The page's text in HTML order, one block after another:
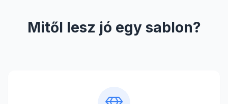
Mitől lesz jó egy sablon?